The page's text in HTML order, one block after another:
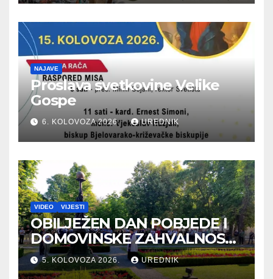
NAJAVE
Proslava svetkovine Velike
Gospe
6. KOLOVOZA 2026. UREDNIK
VIDEO VIJESTI
OBILJEŽEN DAN POBJEDE I
DOMOVINSKE ZAHVALNOSTI
TE DAN HRVATSKIH
BRANITELJA
5. KOLOVOZA 2026. UREDNIK